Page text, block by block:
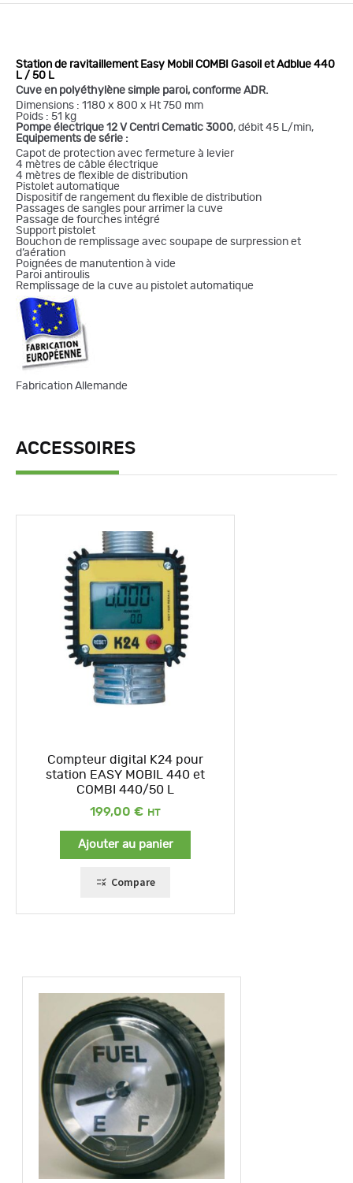
Station de ravitaillement Easy Mobil COMBI Gasoil et Adblue 440
L / 50 L
Cuve en polyéthylène simple paroi, conforme ADR.
Dimensions : 1180 x 800 x Ht 750 mm
Poids : 51 kg
Pompe électrique 12 V Centri Cematic 3000, débit 45 L/min,
Equipements de série :
Capot de protection avec fermeture à levier
4 mètres de câble électrique
4 mètres de flexible de distribution
Pistolet automatique
Dispositif de rangement du flexible de distribution
Passages de sangles pour arrimer la cuve
Passage de fourches intégré
Support pistolet
Bouchon de remplissage avec soupape de surpression et
d’aération
Poignées de manutention à vide
Paroi antiroulis
Remplissage de la cuve au pistolet automatique
Fabrication Allemande
ACCESSOIRES
Compteur digital K24 pour
station EASY MOBIL 440 et
COMBI 440/50 L
199,00 €
Ajouter au panier
Compare